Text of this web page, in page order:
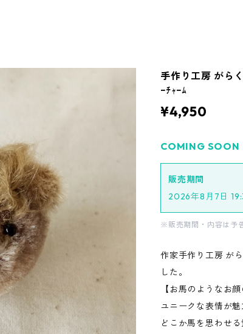
手作り工房 がら
ｰﾁｬｰﾑ
¥4,950
COMING SOON
販売期間
2026年8月7日
※販売期間・内容は予
作家手作り工房 が
した。
【お馬のようなお顔
ユニークな表情が
どこか馬を思わせ